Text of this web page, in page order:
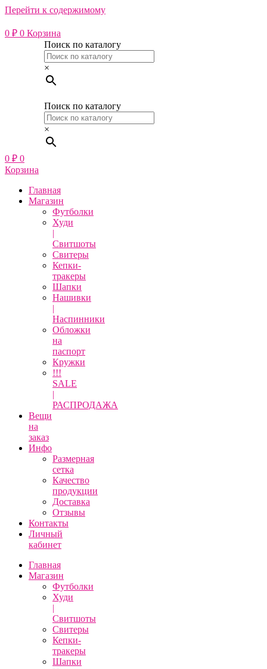
Перейти к содержимому
0 ₽ 0 Корзина
Поиск по каталогу
×
Поиск по каталогу
×
0 ₽ 0
Корзина
Главная
Магазин
Футболки
Худи
|
Свитшоты
Свитеры
Кепки-
тракеры
Шапки
Нашивки
|
Наспинники
Обложки
на
паспорт
Кружки
!!!
SALE
|
РАСПРОДАЖА
Вещи
на
заказ
Инфо
Размерная
сетка
Качество
продукции
Доставка
Отзывы
Контакты
Личный
кабинет
Главная
Магазин
Футболки
Худи
|
Свитшоты
Свитеры
Кепки-
тракеры
Шапки